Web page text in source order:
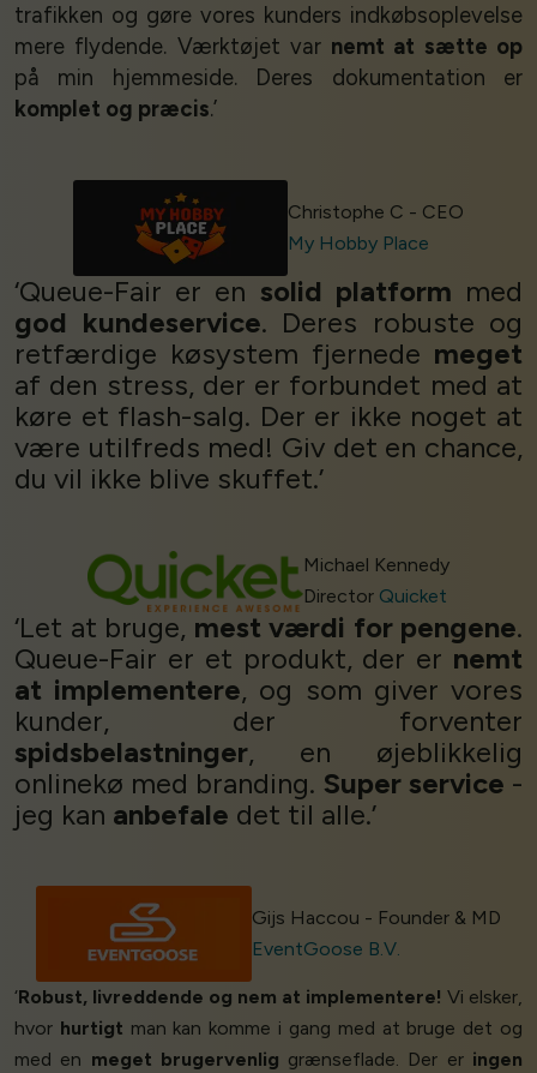
trafikken og gøre vores kunders indkøbsoplevelse
mere flydende. Værktøjet var nemt at sætte op
på min hjemmeside. Deres dokumentation er
komplet og præcis.’
Christophe C - CEO
My Hobby Place
‘Queue-Fair er en solid platform med
god kundeservice. Deres robuste og
retfærdige køsystem fjernede meget
af den stress, der er forbundet med at
køre et flash-salg. Der er ikke noget at
være utilfreds med! Giv det en chance,
du vil ikke blive skuffet.’
Michael Kennedy
Director Quicket
‘Let at bruge, mest værdi for pengene.
Queue-Fair er et produkt, der er nemt
at implementere, og som giver vores
kunder, der forventer
spidsbelastninger, en øjeblikkelig
onlinekø med branding. Super service -
jeg kan anbefale det til alle.’
Gijs Haccou - Founder & MD
EventGoose B.V.
‘Robust, livreddende og nem at implementere! Vi elsker,
hvor hurtigt man kan komme i gang med at bruge det og
med en meget brugervenlig grænseflade. Der er ingen